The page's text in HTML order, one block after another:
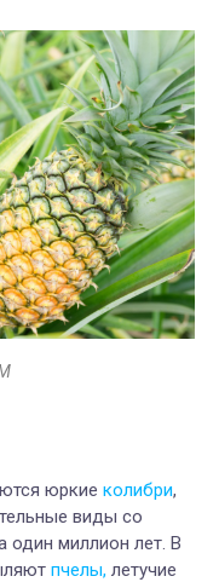
юркие колибри,
виды со
один миллион лет. В
пчелы, летучие